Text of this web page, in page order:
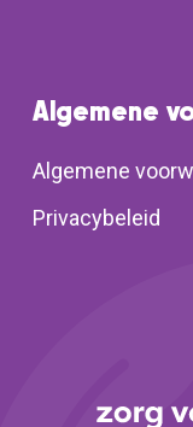
Algemene
Algemene
Privacybeleid